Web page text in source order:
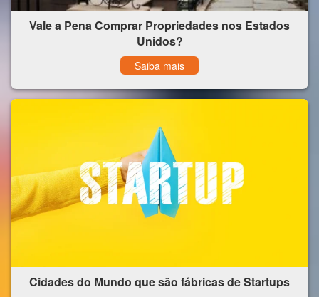
Vale a Pena Comprar Propriedades nos Estados
Unidos?
Saiba mais
Cidades do Mundo que são fábricas de Startups